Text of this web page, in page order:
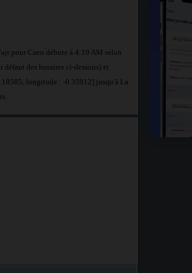
pour Caen débute à 4:19 AM selon
des horaires ci-dessous) et
longitude : -0.35912] jusqu'à La